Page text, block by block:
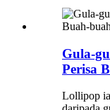
Gula-
Perisa
Lollipop